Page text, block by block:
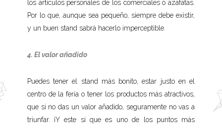
los artículos personales de los comerciales o azafatas.
Por lo que, aunque sea pequeño, siempre debe existir,
y un buen stand sabrá hacerlo imperceptible.
4. El valor añadido
Puedes tener el stand más bonito, estar justo en el
centro de la feria o tener los productos más atractivos,
que si no das un valor añadido, seguramente no vas a
triunfar. ¡Y este sí que es uno de los puntos más